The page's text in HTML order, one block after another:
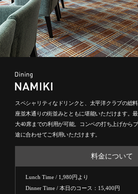
スペシャリティなドリンクと、太平洋クラブの総
座並木通りの街並みとともに堪能いただけます。
大40席までの利用が可能。コンペの打ち上げから
途に合わせてご利用いただけます。
料金について
Lunch Time / 1,980円より
Dinner Time / 本日のコース：15,400円